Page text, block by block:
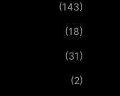
(143)
(18)
(31)
(2)